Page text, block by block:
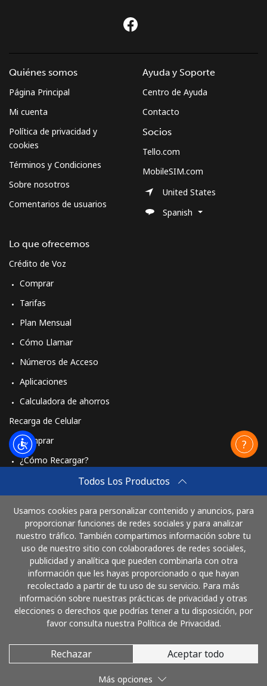
Todos Los Productos
Usamos cookies para personalizar contenido y anuncios, para
proporcionar funciones de redes sociales y para analizar
nuestro tráfico. También compartimos información sobre tu
uso de nuestro sitio con colaboradores de redes sociales,
publicidad y analítica que pueden combinarla con otra
información que les hayas proporcionado o que hayan
recolectado a partir de tu uso de su servicio. Para más
información sobre nuestras prácticas de privacidad y otras
elecciones o derechos que podrías tener a tu disposición, por
favor consulta nuestra Política de Privacidad.
Rechazar Aceptar todo
Más opciones
Quiénes somos
Página Principal
Mi cuenta
Política de privacidad y
cookies
Términos y Condiciones
Sobre nosotros
Comentarios de usuarios
Lo que ofrecemos
Crédito de Voz
Comprar
Tarifas
Plan Mensual
Cómo Llamar
Números de Acceso
Aplicaciones
Calculadora de ahorros
Recarga de Celular
Comprar
¿Cómo Recargar?
Cómo funciona
Ayuda y Soporte
Centro de Ayuda
Contacto
Socios
Tello.com
MobileSIM.com
United States
Spanish
Paga con
© 2026 LlamaColombia